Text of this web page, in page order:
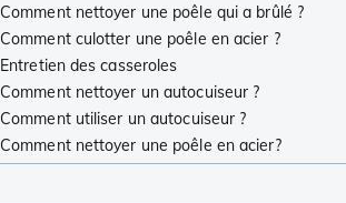
Comment nettoyer une poêle qui a brûlé ?
Comment culotter une poêle en acier ?
Entretien des casseroles
Comment nettoyer un autocuiseur ?
Comment utiliser un autocuiseur ?
Comment nettoyer une poêle en acier?